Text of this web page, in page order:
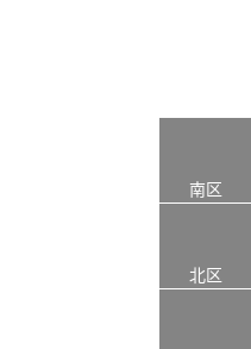
南区
北区